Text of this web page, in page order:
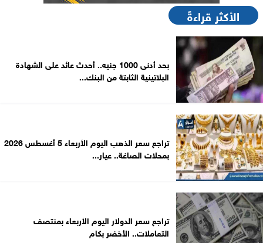
الأكثر قراءةً
بحد أدنى 1000 جنيه.. أحدث عائد على الشهادة
البلاتينية الثابتة من البنك...
تراجع سعر الذهب اليوم الأربعاء 5 أغسطس 2026
بمحلات الصاغة.. عيار...
تراجع سعر الدولار اليوم الأربعاء بمنتصف
التعاملات.. الأخضر بكام